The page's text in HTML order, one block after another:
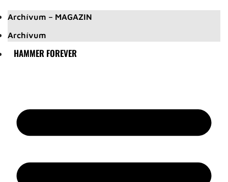
Archívum – MAGAZIN
Archívum
HAMMER FOREVER